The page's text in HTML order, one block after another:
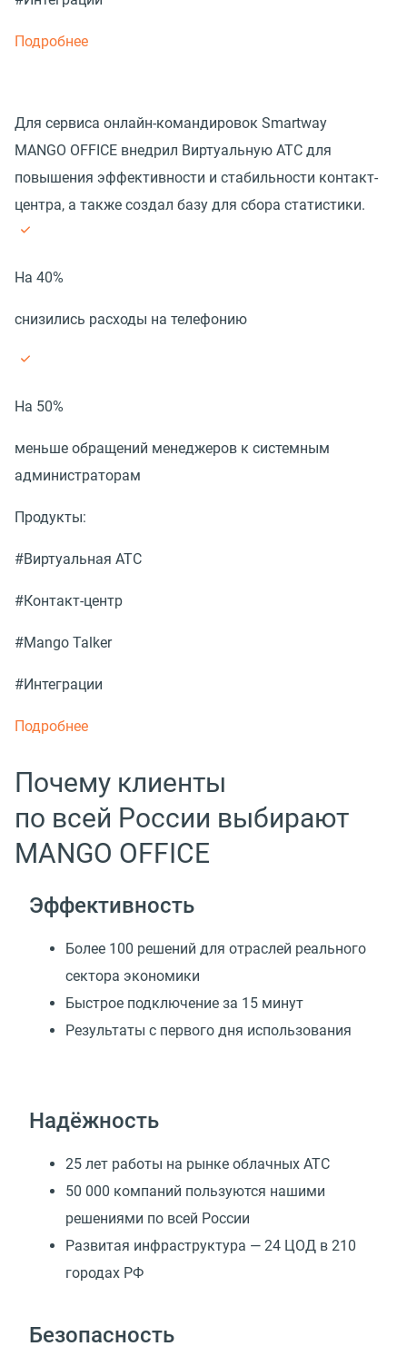
Подробнее
Для сервиса онлайн-командировок Smartway
MANGO OFFICE внедрил Виртуальную АТС для
повышения эффективности и стабильности контакт-
центра, а также создал базу для сбора статистики.
На 40%
снизились расходы на телефонию
На 50%
меньше обращений менеджеров к системным
администраторам
Продукты:
#Виртуальная АТС
#Контакт-центр
#Mango Talker
#Интеграции
Подробнее
Почему клиенты
по всей России выбирают
MANGO OFFICE
Эффективность
Более 100 решений для отраслей реального
сектора экономики
Быстрое подключение за 15 минут
Результаты с первого дня использования
Надёжность
25 лет работы на рынке облачных АТС
50 000 компаний пользуются нашими
решениями по всей России
Развитая инфраструктура — 24 ЦОД в 210
городах РФ
Безопасность